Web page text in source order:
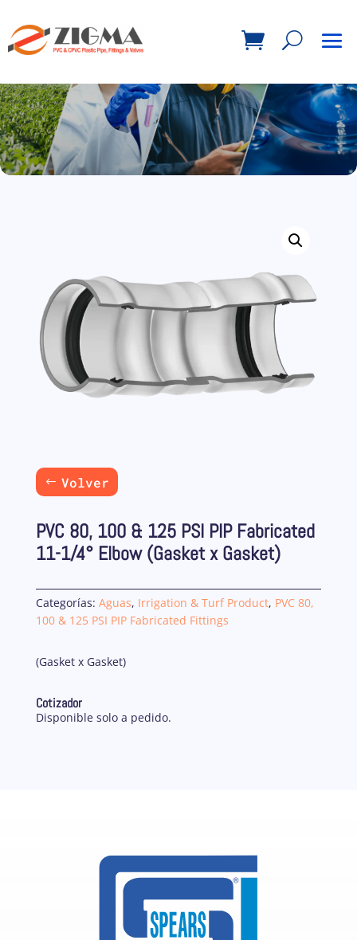
Volver
PVC 80, 100 & 125 PSI PIP Fabricated
11-1/4° Elbow (Gasket x Gasket)
Categorías: Aguas, Irrigation & Turf Product, PVC 80,
100 & 125 PSI PIP Fabricated Fittings
(Gasket x Gasket)
Cotizador
Disponible solo a pedido.